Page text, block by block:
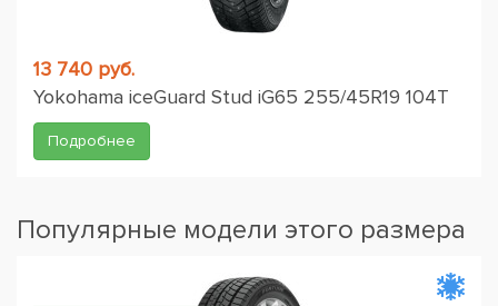
13 740 руб.
Yokohama iceGuard Stud iG65 255/45R19 104T
Подробнее
Популярные модели этого размера